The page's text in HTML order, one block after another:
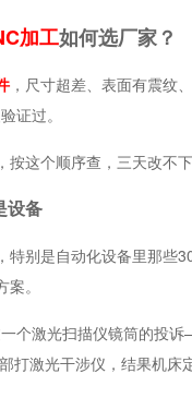
加工如何选厂家？
，尺寸超差、表面有震纹
证过。
这个顺序查，三天改不
设备
特别是自动化设备里那
。
个激光扫描仪镜筒的投
打激光干涉仪，结果机床